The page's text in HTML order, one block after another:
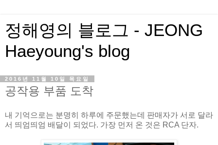
정해영의 블로그 - JEONG
Haeyoung's blog
2016년 11월 10일 목요일
공작용 부품 도착
내 기억으로는 분명히 하루에 주문했는데 판매자가 서로 달라
서 띄엄띄엄 배달이 되었다. 가장 먼저 온 것은 RCA 단자.